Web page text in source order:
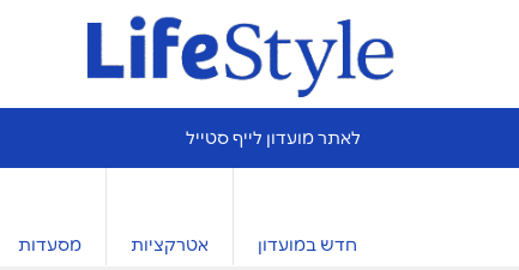
לאתר מועדון לייף סטייל
חדש במועדון אטרקציות מסעדות